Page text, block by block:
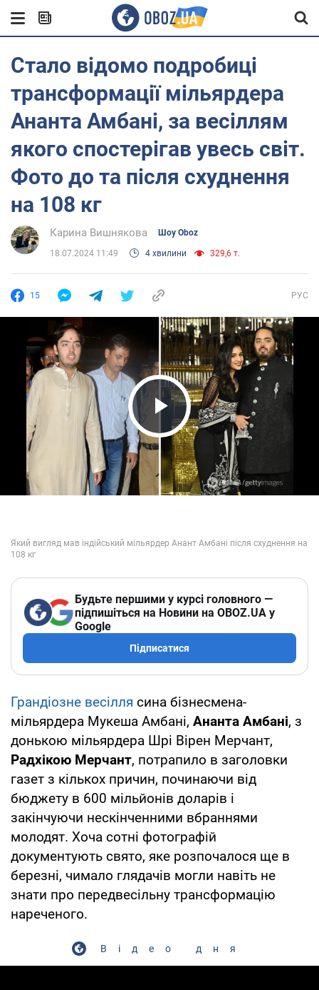
Стало відомо подробиці
трансформації мільярдера
Ананта Амбані, за весіллям
якого спостерігав увесь світ.
Фото до та після схуднення
на 108 кг
Карина Вишнякова Шоу Oboz
18.07.2024 11:49 4 хвилини 329,6 т.
15 РУС
Play Video
Будьте першими у курсі головного —
підпишіться на Новини на OBOZ.UA у
Google
Підписатися
Грандіозне весілля сина бізнесмена-
мільярдера Мукеша Амбані, Ананта Амбані, з
донькою мільярдера Шрі Вірен Мерчант,
Радхікою Мерчант, потрапило в заголовки
газет з кількох причин, починаючи від
бюджету в 600 мільйонів доларів і
закінчуючи нескінченними вбраннями
молодят. Хоча сотні фотографій
документують свято, яке розпочалося ще в
березні, чимало глядачів могли навіть не
знати про передвесільну трансформацію
нареченого.
Відео дня